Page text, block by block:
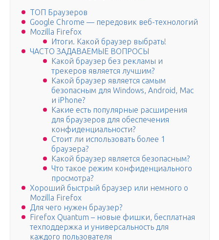
ТОП Браузеров
Google Chrome — передовик веб-технологий
Mozilla Firefox
Итоги. Какой браузер выбрать!
ЧАСТО ЗАДАВАЕМЫЕ ВОПРОСЫ
Какой браузер без рекламы и
трекеров является лучшим?
Какой браузер является самым
безопасным для Windows, Android, Mac
и iPhone?
Какие есть популярные расширения
для браузеров для обеспечения
конфиденциальности?
Стоит ли использовать более 1
браузера?
Какой браузер является безопасным?
Что такое режим конфиденциального
просмотра?
Хороший быстрый браузер или немного о
Mozilla Firefox
Для чего нужен браузер?
Firefox Quantum – новые фишки, бесплатная
техподдержка и универсальность для
каждого пользователя